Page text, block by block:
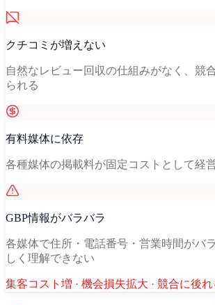
クチコミが増えない
自然なレビュー回収の仕組みがなく、競
られる
有料媒体に依存
各種媒体の掲載料が固定コストとして経
GBP情報がバラバラ
各媒体で住所・電話番号・営業時間がバ
しく理解できない
集客コスト増 · 機会損失拡大 · 競合に後